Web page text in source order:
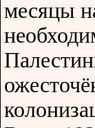
месяцы